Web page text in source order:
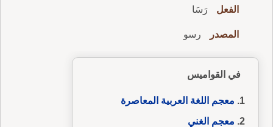
الفعل رَسَا
المصدر رسو
في القواميس
معجم اللغة العربية المعاصرة
معجم الغني